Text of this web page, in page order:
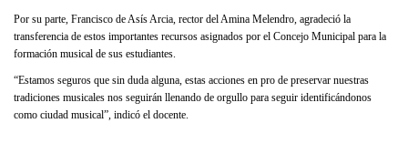
Por su parte, Francisco de Asís Arcia, rector del Amina Melendro, agradeció la
transferencia de estos importantes recursos asignados por el Concejo Municipal para la
formación musical de sus estudiantes.
“Estamos seguros que sin duda alguna, estas acciones en pro de preservar nuestras
tradiciones musicales nos seguirán llenando de orgullo para seguir identificándonos
como ciudad musical”, indicó el docente.